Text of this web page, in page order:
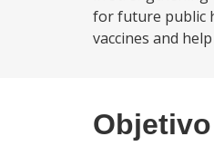
for future public
vaccines and